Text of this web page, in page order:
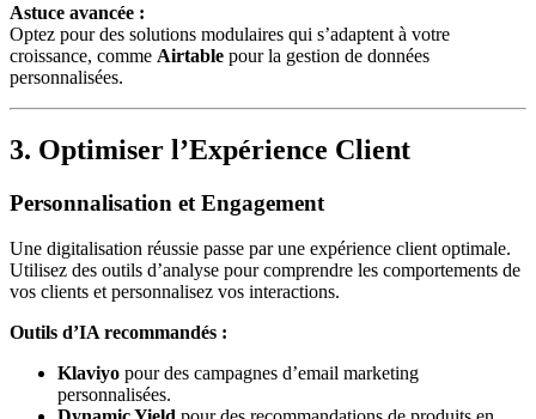
Astuce avancée :
Optez pour des solutions modulaires qui s’adaptent à votre
croissance, comme Airtable pour la gestion de données
personnalisées.
3. Optimiser l’Expérience Client
Personnalisation et Engagement
Une digitalisation réussie passe par une expérience client optimale.
Utilisez des outils d’analyse pour comprendre les comportements de
vos clients et personnalisez vos interactions.
Outils d’IA recommandés :
Klaviyo pour des campagnes d’email marketing
personnalisées.